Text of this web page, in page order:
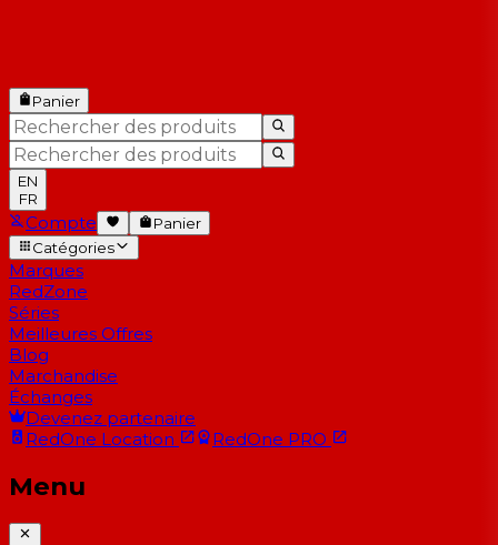
Panier
EN
FR
Compte
Panier
Catégories
Marques
RedZone
Séries
Meilleures Offres
Blog
Marchandise
Échanges
Devenez partenaire
RedOne Location RedOne PRO
Menu